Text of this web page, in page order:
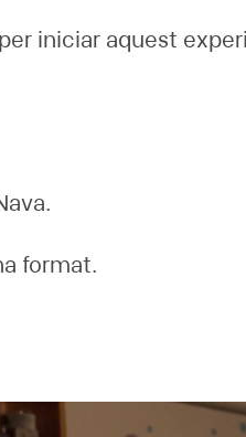
iniciar aquest
format.